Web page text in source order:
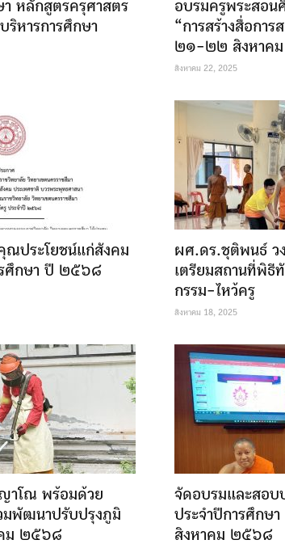
หลักสูตรครุศาสตร
หารการศึกษา
อบรมครูพระสอน
“การสร้างสื่อกา
๒๑-๒๒ สิงหาค
สิงหาคม 22, 2025
ณประโยชน์แก่สังคม
รศึกษา ปี ๒๕๖๘
ผศ.ดร.ชุติพนธ์ ว
เตรียมสถานที่พิธี
กรรม-ไหว้ครู
สิงหาคม 18, 2025
าโณ พร้อมด้วย
มพัฒนาปรับปรุงภูมิ
ม ๒๕๖๘
จัดอบรมและสอบ
ประจำปีการศึก
สิงหาคม ๒๕๖๘